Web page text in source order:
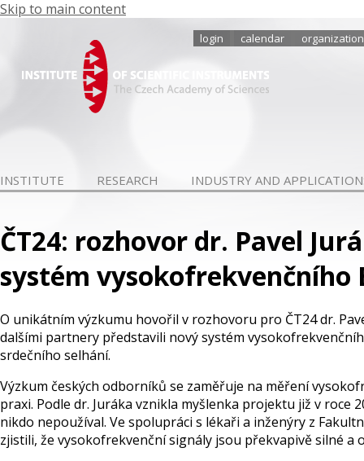
Skip to main content
login calendar
INSTITUTE RESEARCH INDUSTRY AND
ČT24: rozhovor dr. Pavel
systém vysokofrekvenčního
O unikátním výzkumu hovořil v rozhovoru pro ČT24 dr.
dalšími partnery představili nový systém
srdečního selhání.
Výzkum českých odborníků se zaměřuje na měření
praxi. Podle dr. Juráka vznikla myšlenka projektu již v roce
nikdo nepoužíval. Ve spolupráci s lékaři a inženýry z
zjistili, že vysokofrekvenční signály jsou překvapivě silné a